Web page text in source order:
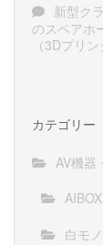
新型ク
のスペアホ
（3Dプリ
カテゴリー
AV機器
AIBOX
白モ